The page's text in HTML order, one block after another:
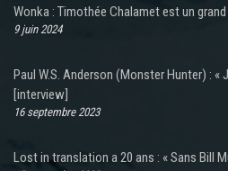
Wonka : Timothée Chalamet est un
9 juin 2024
Paul W.S. Anderson (Monster Hunter) : «
[interview]
16 septembre 2023
Lost in translation a 20 ans : « Sans Bill